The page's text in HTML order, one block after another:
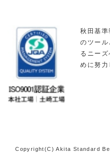
秋田基
のツール
るニー
めに努力
Copyright(C) Akita Standard